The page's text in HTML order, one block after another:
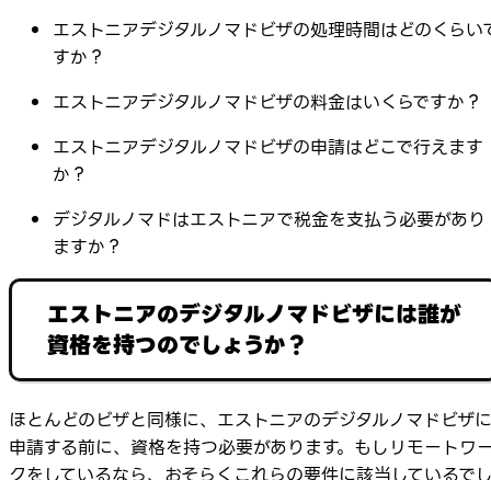
エストニアデジタルノマドビザの処理時間はどのくらい
すか？
エストニアデジタルノマドビザの料金はいくらですか？
エストニアデジタルノマドビザの申請はどこで行えます
か？
デジタルノマドはエストニアで税金を支払う必要があり
ますか？
エストニアのデジタルノマドビザには誰が
資格を持つのでしょうか？
ほとんどのビザと同様に、エストニアのデジタルノマドビザに
申請する前に、資格を持つ必要があります。もしリモートワ